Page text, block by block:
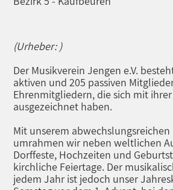
(Urheber: )
Der Musikverein Jengen e.V.
aktiven und 205 passiven
Ehrenmitgliedern, die sich mit
ausgezeichnet haben.
Mit unserem
umrahmen wir neben weltlichen
Dorffeste, Hochzeiten und
kirchliche Feiertage. Der
jedem Jahr ist jedoch unser